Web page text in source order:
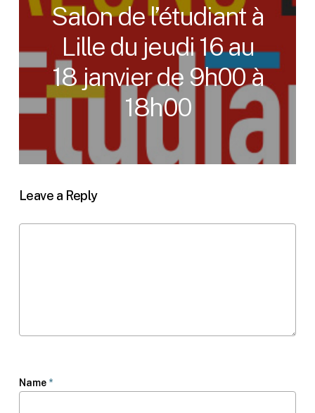
Salon de l’étudiant à
Lille du jeudi 16 au
18 janvier de 9h00 à
18h00
Leave a Reply
Name *